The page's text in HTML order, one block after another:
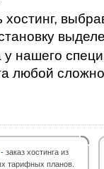
хостинг,
у нашего
любой
- заказ хостинга из
тарифных планов.